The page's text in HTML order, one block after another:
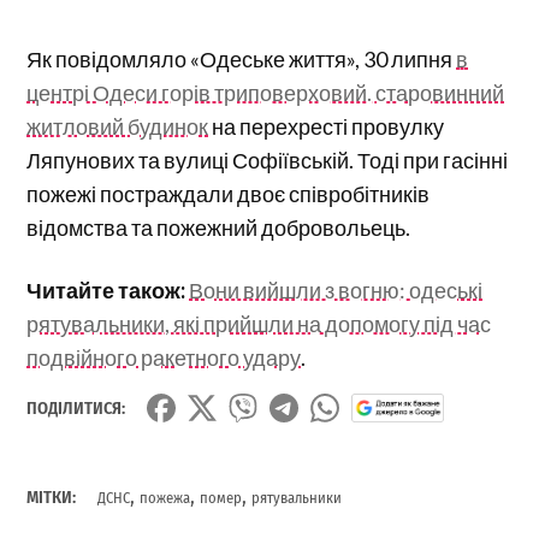
Як повідомляло «Одеське життя», 30 липня в
центрі Одеси горів триповерховий. старовинний
житловий будинокна перехресті провулку
Ляпунових та вулиці Софіївській. Тоді при гасінні
пожежі постраждали двоє співробітників
відомства та пожежний добровольець.
Читайте також:Вони вийшли з вогню: одеські
рятувальники, які прийшли на допомогу під час
подвійного ракетного удару.
ПОДІЛИТИСЯ:
МІТКИ: ДСНС, пожежа, помер, рятувальники